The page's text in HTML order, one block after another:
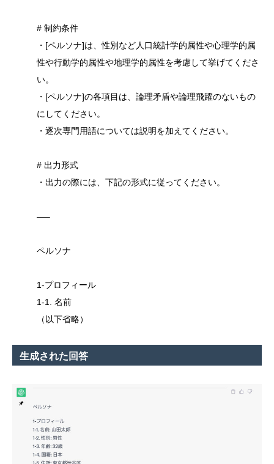
# 制約条件
・[ペルソナ]は、性別など人口統計学的属性や心理学的属
性や行動学的属性や地理学的属性を考慮して挙げてくださ
い。
・[ペルソナ]の各項目は、論理矛盾や論理飛躍のないもの
にしてください。
・逐次専門用語については説明を加えてください。
# 出力形式
・出力の際には、下記の形式に従ってください。
—–
ペルソナ
1-プロフィール
1-1. 名前
（以下省略）
生成された回答